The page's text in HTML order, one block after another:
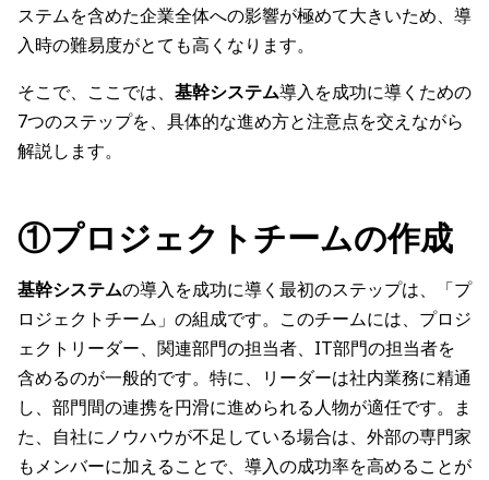
ステムを含めた企業全体への影響が極めて大きいため、導
入時の難易度がとても高くなります。
そこで、ここでは、 基幹システム導入を成功に導くための
7つのステップを、具体的な進め方と注意点を交えながら
解説します。
①プロジェクトチームの作成
基幹システムの導入を成功に導く最初のステップは、「プ
ロジェクトチーム」の組成です。このチームには、プロジ
ェクトリーダー、関連部門の担当者、IT部門の担当者を
含めるのが一般的です。特に、リーダーは社内業務に精通
し、部門間の連携を円滑に進められる人物が適任です。ま
た、自社にノウハウが不足している場合は、外部の専門家
もメンバーに加えることで、導入の成功率を高めることが